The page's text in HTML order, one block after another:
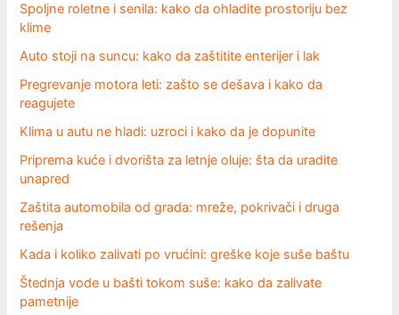
Spoljne roletne i senila: kako da ohladite prostoriju bez
klime
Auto stoji na suncu: kako da zaštitite enterijer i lak
Pregrevanje motora leti: zašto se dešava i kako da
reagujete
Klima u autu ne hladi: uzroci i kako da je dopunite
Priprema kuće i dvorišta za letnje oluje: šta da uradite
unapred
Zaštita automobila od grada: mreže, pokrivači i druga
rešenja
Kada i koliko zalivati po vrućini: greške koje suše baštu
Štednja vode u bašti tokom suše: kako da zalivate
pametnije